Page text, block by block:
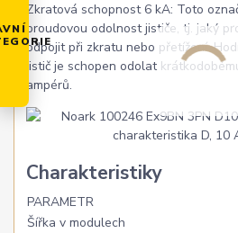
Zkratová schopnost 6 kA: Toto
proudovou odolnost jističe, tj. jaký
odpojit při zkratu nebo přetížení.
jistič je schopen odolat
ampérů.
Charakteristiky
PARAMETR
Šířka v modulech